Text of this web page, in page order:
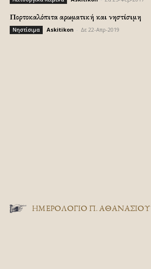
Πορτοκαλόπιτα αρωματική και νηστίσιμη
Νηστίσιμα Askitikon Δε 22-Απρ-2019
ΗΜΕΡΟΛΟΓΙΟ Π. ΑΘΑΝΑΣΙΟΥ